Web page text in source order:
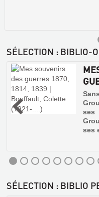
PANNEAUX
DE
LA
GUÉRINIÈRE
SÉLECTION : BIBLIO-
ses
SÉLECTION : BIBLIO